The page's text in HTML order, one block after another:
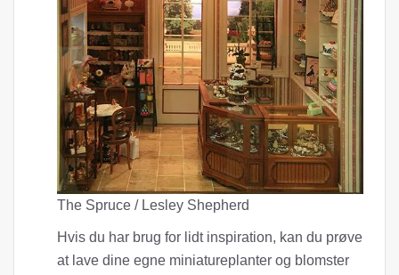
The Spruce / Lesley Shepherd
Hvis du har brug for lidt inspiration, kan du prøve
at lave dine egne miniatureplanter og blomster